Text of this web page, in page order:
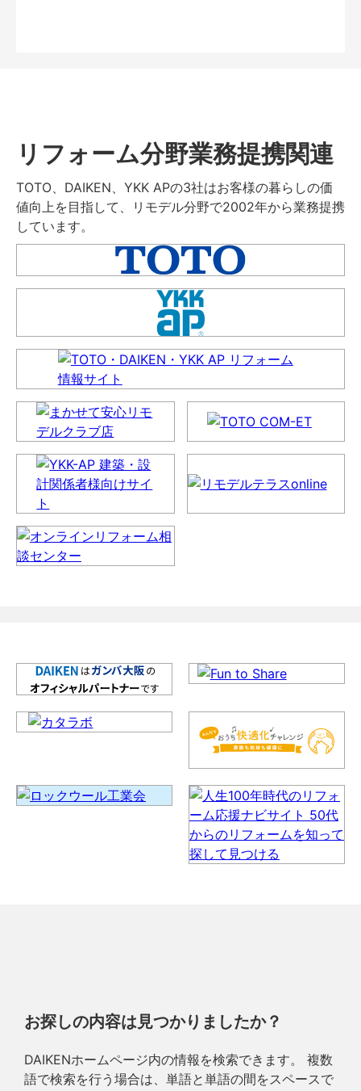
リフォーム分野業務提携関連
TOTO、DAIKEN、YKK APの3社はお客様の暮らしの価
値向上を目指して、リモデル分野で2002年から業務提携
しています。
お探しの内容は見つかりましたか？
DAIKENホームページ内の情報を検索できます。 複数
語で検索を行う場合は、単語と単語の間をスペースで